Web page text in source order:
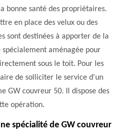
bonne santé des propriétaires.
en place des velux ou des
sont destinées à apporter de la
aménagée pour
sous le toit. Pour les
de solliciter le service d'un
GW couvreur 50. Il dispose des
opération.
spécialité de GW couvreur